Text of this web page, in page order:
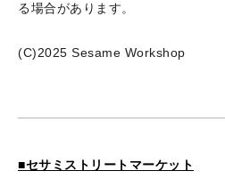
る場合があります。
(C)2025 Sesame Workshop
■セサミストリートマーケット